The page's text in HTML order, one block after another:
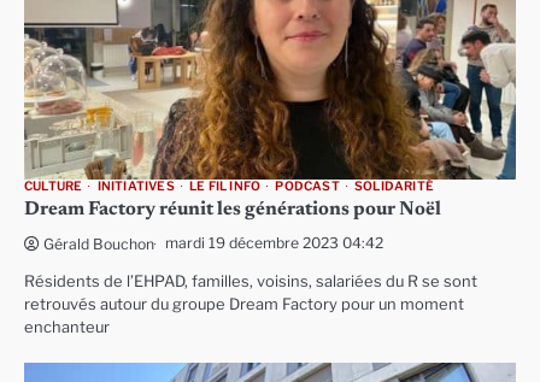
CULTURE INITIATIVES LE FIL INFO PODCAST SOLIDARITÉ
Dream Factory réunit les générations pour Noël
Gérald Bouchon mardi 19 décembre 2023 04:42
Résidents de l’EHPAD, familles, voisins, salariées du R se sont
retrouvés autour du groupe Dream Factory pour un moment
enchanteur